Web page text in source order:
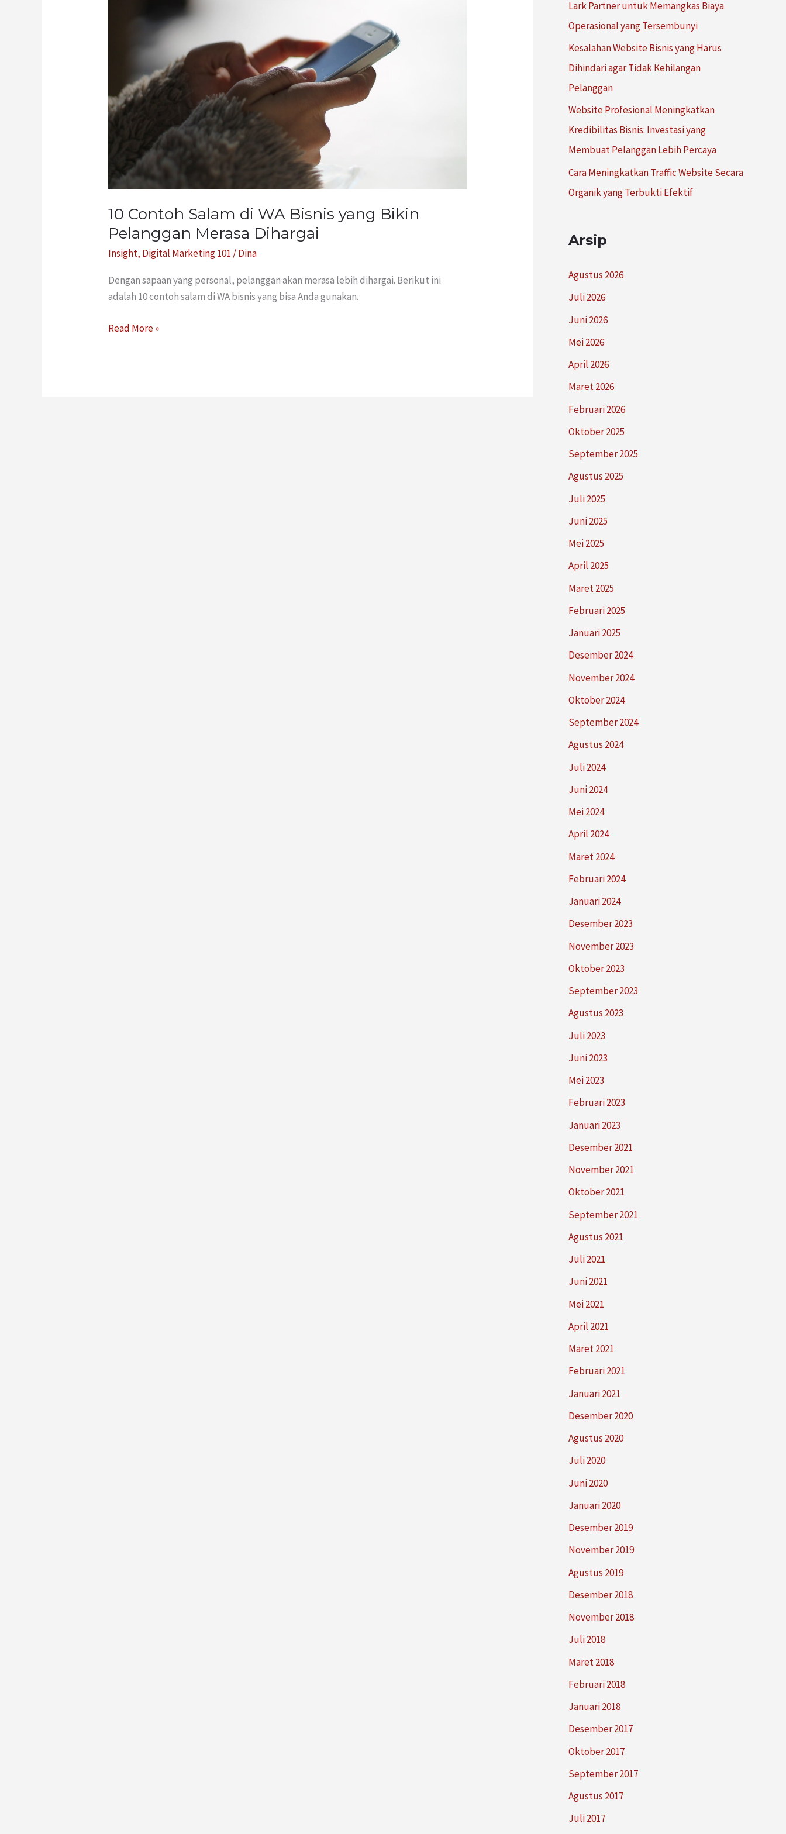
10 Contoh Salam di WA Bisnis yang Bikin
Pelanggan Merasa Dihargai
Insight, Digital Marketing 101 /Dina
Dengan sapaan yang personal, pelanggan akan merasa lebih dihargai. Berikut ini
adalah 10 contoh salam di WA bisnis yang bisa Anda gunakan.
Pelanggan
Merasa
Dihargai
Read More »
Lark Partner untuk Memangkas Biaya
Operasional yang Tersembunyi
Kesalahan Website Bisnis yang Harus
Dihindari agar Tidak Kehilangan
Pelanggan
Website Profesional Meningkatkan
Kredibilitas Bisnis: Investasi yang
Membuat Pelanggan Lebih Percaya
Cara Meningkatkan Traffic Website Secara
Organik yang Terbukti Efektif
Arsip
Agustus 2026
Juli 2026
Juni 2026
Mei 2026
April 2026
Maret 2026
Februari 2026
Oktober 2025
September 2025
Agustus 2025
Juli 2025
Juni 2025
Mei 2025
April 2025
Maret 2025
Februari 2025
Januari 2025
Desember 2024
November 2024
Oktober 2024
September 2024
Agustus 2024
Juli 2024
Juni 2024
Mei 2024
April 2024
Maret 2024
Februari 2024
Januari 2024
Desember 2023
November 2023
Oktober 2023
September 2023
Agustus 2023
Juli 2023
Juni 2023
Mei 2023
Februari 2023
Januari 2023
Desember 2021
November 2021
Oktober 2021
September 2021
Agustus 2021
Juli 2021
Juni 2021
Mei 2021
April 2021
Maret 2021
Februari 2021
Januari 2021
Desember 2020
Agustus 2020
Juli 2020
Juni 2020
Januari 2020
Desember 2019
November 2019
Agustus 2019
Desember 2018
November 2018
Juli 2018
Maret 2018
Februari 2018
Januari 2018
Desember 2017
Oktober 2017
September 2017
Agustus 2017
Juli 2017